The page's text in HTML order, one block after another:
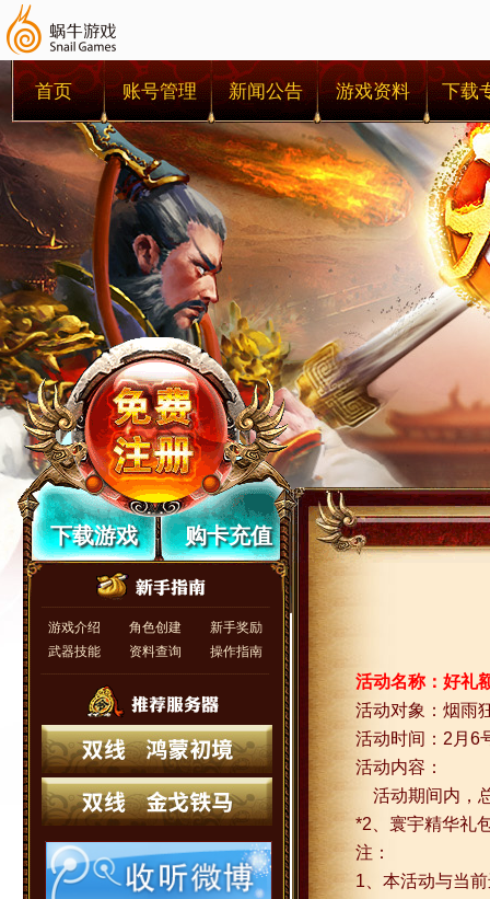
首页 账号管理 新闻公告 游戏资料 下载
下载游戏 购卡充值
游戏介绍 角色创建
新手奖励
武器技能
资料查询 操作指南
活动名称：好礼
活动对象：烟雨
活动时间： 2 月 6
活动内容：
活动期间内，
*2
寰宇精华礼
注：
1 、本活动与当